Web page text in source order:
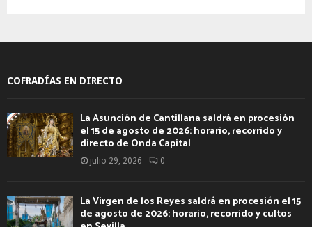
COFRADÍAS EN DIRECTO
La Asunción de Cantillana saldrá en procesión
el 15 de agosto de 2026: horario, recorrido y
directo de Onda Capital
julio 29, 2026 0
La Virgen de los Reyes saldrá en procesión el 15
de agosto de 2026: horario, recorrido y cultos